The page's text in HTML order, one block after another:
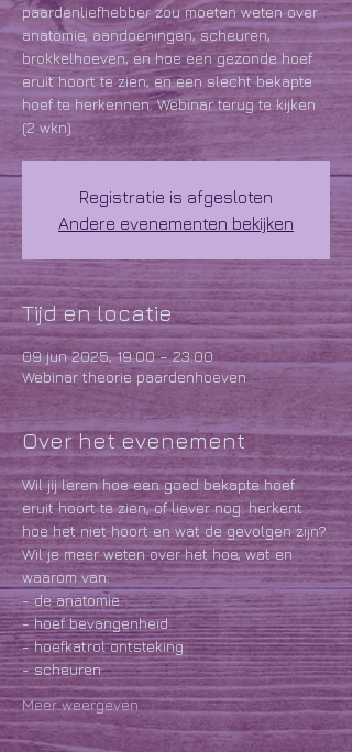
paardenliefhebber zou moeten weten over
anatomie, aandoeningen, scheuren,
brokkelhoeven, en hoe een gezonde hoef
eruit hoort te zien, en een slecht bekapte
hoef te herkennen. Webinar terug te kijken
(2 wkn)
Registratie is afgesloten
Andere evenementen bekijken
Tijd en locatie
09 jun 2025, 19:00 – 23:00
Webinar theorie paardenhoeven
Over het evenement
Wil jij leren hoe een goed bekapte hoef
eruit hoort te zien, of liever nog: herkent
hoe het niet hoort en wat de gevolgen zijn?
W﻿il je meer weten over het hoe, wat en
waarom van:
-﻿ de anatomie
- hoef bevangenheid
- hoefkatrol ontsteking
- scheuren
Meer weergeven